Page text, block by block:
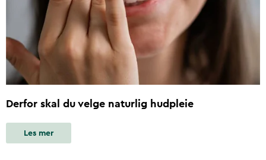
Derfor skal du velge naturlig hudpleie
Les mer